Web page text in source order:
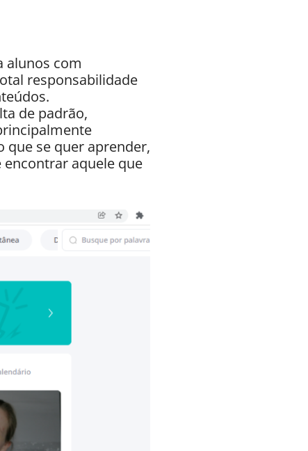
alunos com
responsabilidade
de padrão,
que se quer aprender,
aquele que